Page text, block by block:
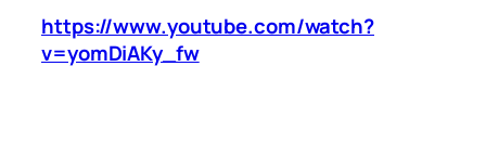
https://www.youtube.com/watch?
v=yomDiAKy_fw